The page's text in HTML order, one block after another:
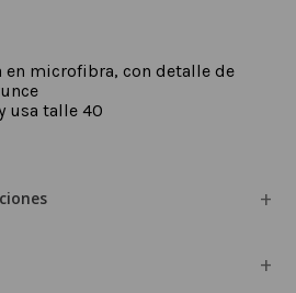
en microfibra, con detalle de
usa talle 40